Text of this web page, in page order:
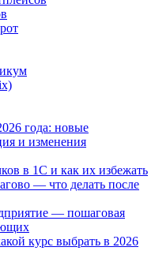
года: новые
и изменения
в 1С и как их избежать
— что делать после
— пошаговая
курс выбрать в 2026